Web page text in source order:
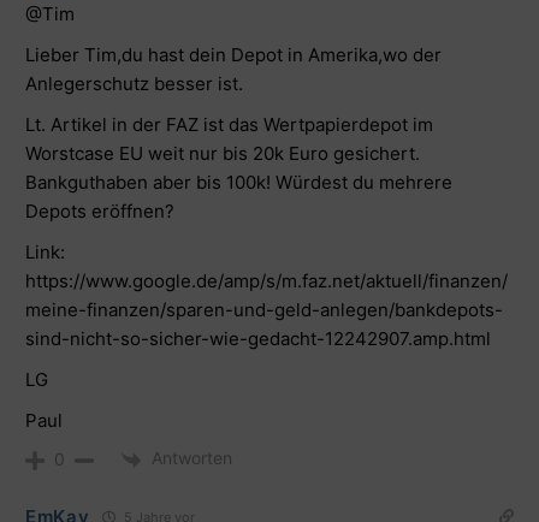
@Tim
Lieber Tim,du hast dein Depot in Amerika,wo der
Anlegerschutz besser ist.
Lt. Artikel in der FAZ ist das Wertpapierdepot im
Worstcase EU weit nur bis 20k Euro gesichert.
Bankguthaben aber bis 100k! Würdest du mehrere
Depots eröffnen?
Link:
https://www.google.de/amp/s/m.faz.net/aktuell/finanzen/
meine-finanzen/sparen-und-geld-anlegen/bankdepots-
sind-nicht-so-sicher-wie-gedacht-12242907.amp.html
LG
Paul
0 Antworten
EmKay 5 Jahre vor